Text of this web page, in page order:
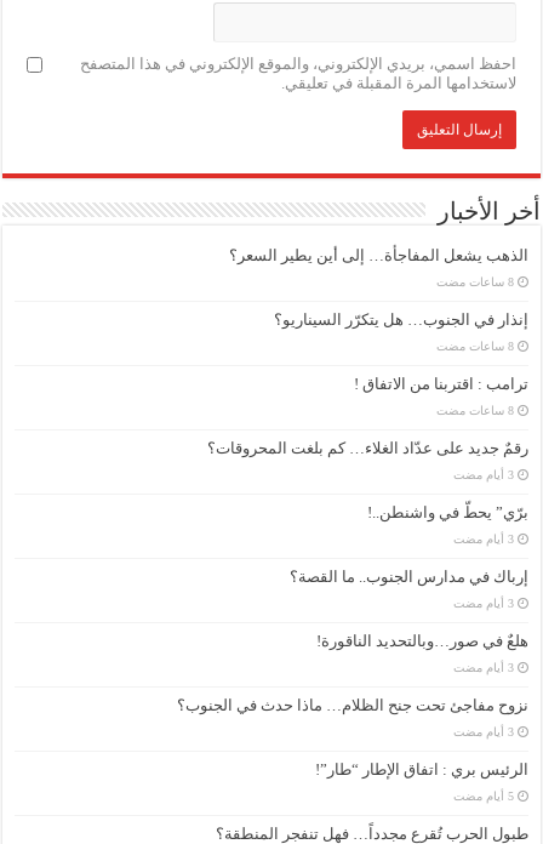
احفظ اسمي، بريدي الإلكتروني، والموقع الإلكتروني في هذا المتصفح
لاستخدامها المرة المقبلة في تعليقي.
أخر الأخبار
الذهب يشعل المفاجأة… إلى أين يطير السعر؟
‏8 ساعات مضت
إنذار في الجنوب… هل يتكرّر السيناريو؟
‏8 ساعات مضت
ترامب : اقتربنا من الاتفاق !
‏8 ساعات مضت
رقمٌ جديد على عدّاد الغلاء… كم بلغت المحروقات؟
‏3 أيام مضت
برّي” يحطّ في واشنطن..!
‏3 أيام مضت
إرباك في مدارس الجنوب.. ما القصة؟
‏3 أيام مضت
هلعٌ في صور…وبالتحديد الناقورة!
‏3 أيام مضت
نزوح مفاجئ تحت جنح الظلام… ماذا حدث في الجنوب؟
‏3 أيام مضت
الرئيس بري : اتفاق الإطار “طار”!
‏5 أيام مضت
طبول الحرب تُقرع مجدداً… فهل تنفجر المنطقة؟